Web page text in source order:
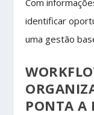
identificar
uma gestão
PONTA A